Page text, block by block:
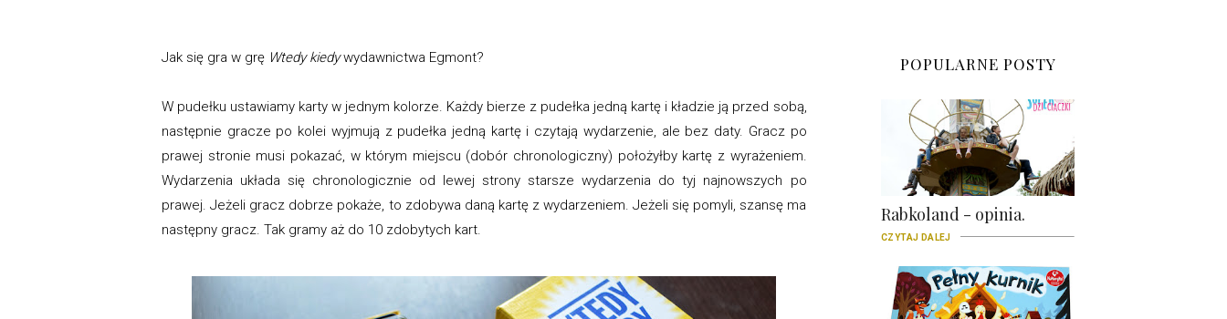
Jak się gra w grę Wtedy kiedywydawnictwa Egmont?
W pudełku ustawiamy karty w jednym kolorze. Każdy bierze z pudełka jedną kartę i kładzie ją przed sobą,
następnie gracze po kolei wyjmują z pudełka jedną kartę i czytają wydarzenie, ale bez daty. Gracz po
prawej stronie musi pokazać, w którym miejscu (dobór chronologiczny) położyłby kartę z wyrażeniem.
Wydarzenia układa się chronologicznie od lewej strony starsze wydarzenia do tyj najnowszych po
prawej. Jeżeli gracz dobrze pokaże, to zdobywa daną kartę z wydarzeniem. Jeżeli się pomyli, szansę ma
następny gracz. Tak gramy aż do 10 zdobytych kart.
POPULARNE POSTY
Rabkoland - opinia.
CZYTAJ DALEJ